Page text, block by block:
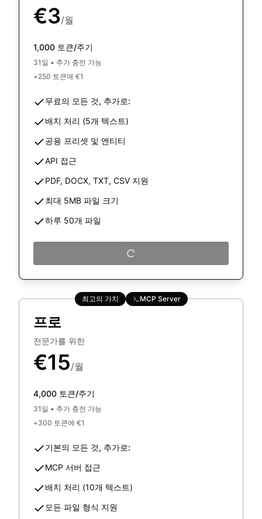
€3/월
1,000 토큰/주기
31일 • 추가 충전 가능
+250 토큰에 €1
무료의 모든 것, 추가로:
배치 처리 (5개 텍스트)
공용 프리셋 및 엔티티
API 접근
PDF, DOCX, TXT, CSV 지원
최대 5MB 파일 크기
하루 50개 파일
최고의 가치 MCP Server
프로
전문가를 위한
€15/월
4,000 토큰/주기
31일 • 추가 충전 가능
+300 토큰에 €1
기본의 모든 것, 추가로:
MCP 서버 접근
배치 처리 (10개 텍스트)
모든 파일 형식 지원